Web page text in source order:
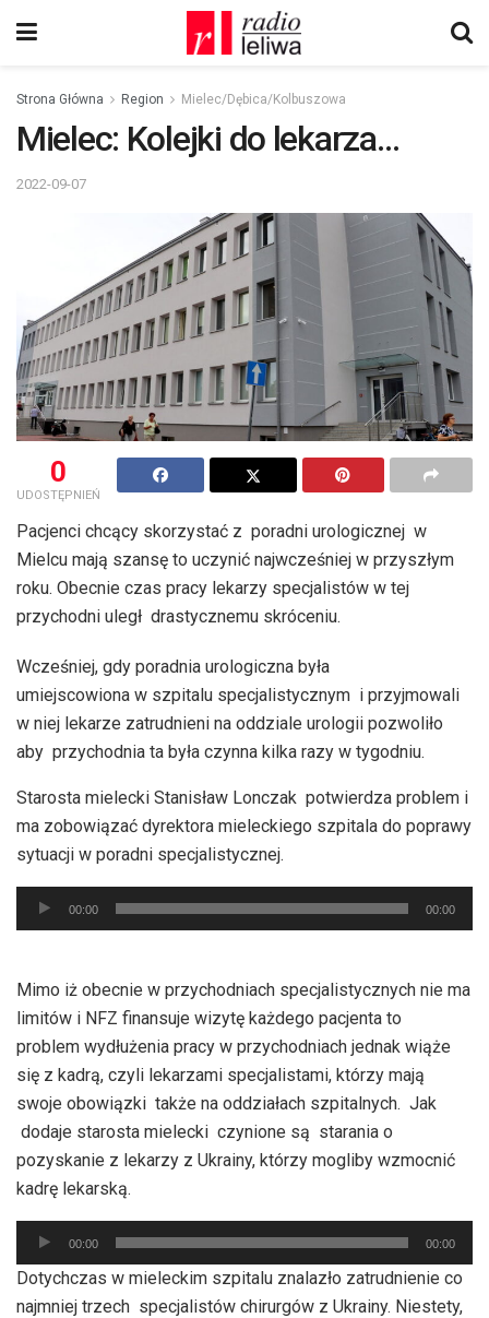
Strona Główna Region Mielec/Dębica/Kolbuszowa
Mielec: Kolejki do lekarza…
2022-09-07
0
UDOSTĘPNIEŃ
Pacjenci chcący skorzystać z poradni urologicznej w
Mielcu mają szansę to uczynić najwcześniej w przyszłym
roku. Obecnie czas pracy lekarzy specjalistów w tej
przychodni uległ drastycznemu skróceniu.
Wcześniej, gdy poradnia urologiczna była
umiejscowiona w szpitalu specjalistycznym i przyjmowali
w niej lekarze zatrudnieni na oddziale urologii pozwoliło
aby przychodnia ta była czynna kilka razy w tygodniu.
Starosta mielecki Stanisław Lonczak potwierdza problem i
ma zobowiązać dyrektora mieleckiego szpitala do poprawy
sytuacji w poradni specjalistycznej.
Odtwarzacz
plików
00:00 00:00
Mimo iż obecnie w przychodniach specjalistycznych nie ma
limitów i NFZ finansuje wizytę każdego pacjenta to
problem wydłużenia pracy w przychodniach jednak wiąże
się z kadrą, czyli lekarzami specjalistami, którzy mają
swoje obowiązki także na oddziałach szpitalnych. Jak
dodaje starosta mielecki czynione są starania o
pozyskanie z lekarzy z Ukrainy, którzy mogliby wzmocnić
kadrę lekarską.
Odtwarzacz
plików
dźwiękowych
00:00 00:00
Dotychczas w mieleckim szpitalu znalazło zatrudnienie co
najmniej trzech specjalistów chirurgów z Ukrainy. Niestety,